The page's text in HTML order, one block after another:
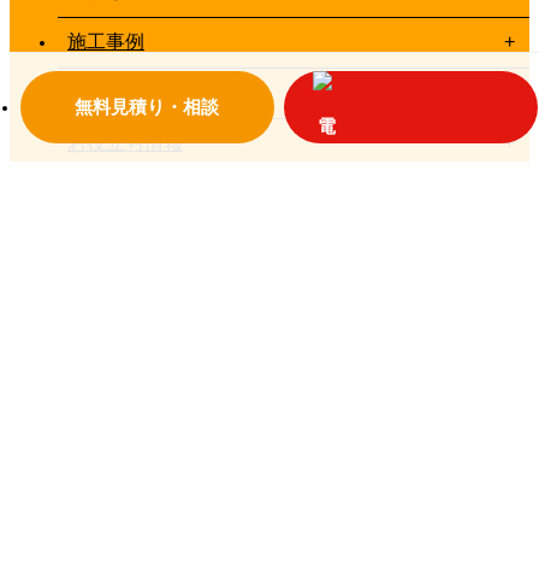
無料見積り・相談
施工事例
お役立ち情報